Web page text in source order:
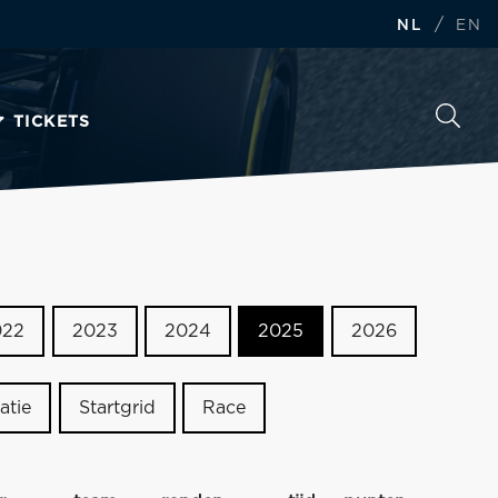
NL / EN
TICKETS
2023 2024 2025 2026
Startgrid Race